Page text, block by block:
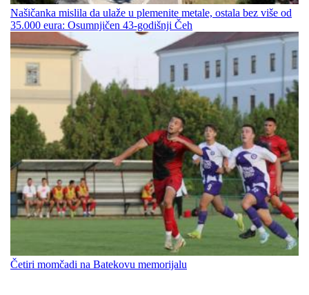
Našičanka mislila da ulaže u plemenite metale, ostala bez više od
35.000 eura: Osumnjičen 43-godišnji Čeh
Četiri momčadi na Batekovu memorijalu